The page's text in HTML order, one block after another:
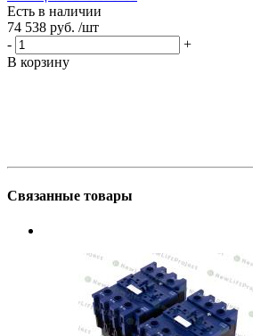
Есть в наличии
74 538 руб. /шт
-
+
В корзину
Связанные товары